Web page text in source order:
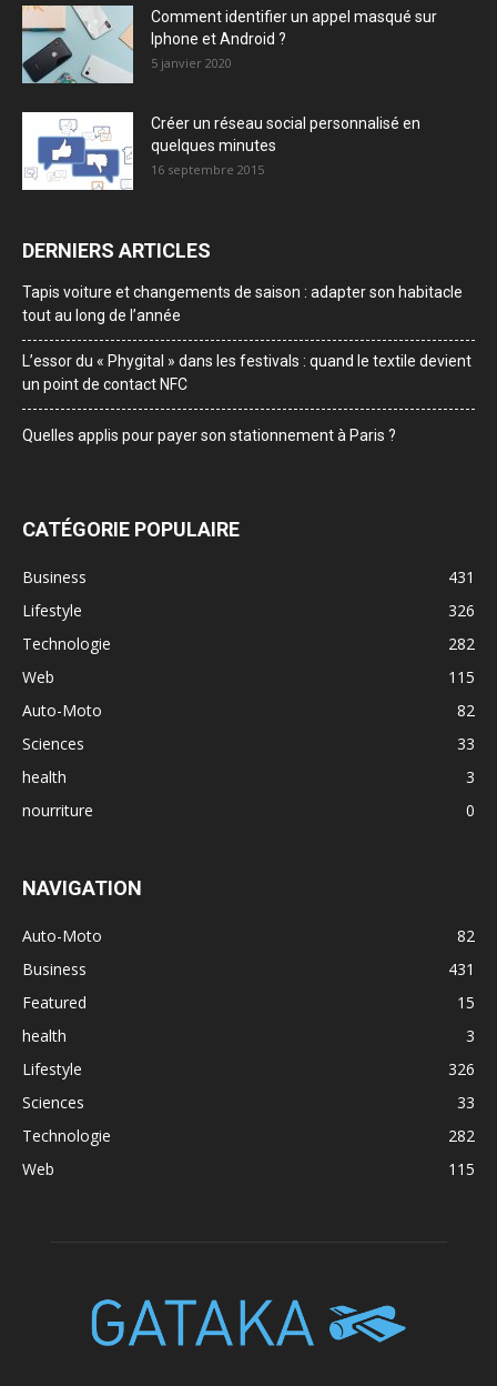
Comment identifier un appel masqué sur
Iphone et Android ?
5 janvier 2020
Créer un réseau social personnalisé en
quelques minutes
16 septembre 2015
DERNIERS ARTICLES
Tapis voiture et changements de saison : adapter son habitacle
tout au long de l’année
L’essor du « Phygital » dans les festivals : quand le textile devient
un point de contact NFC
Quelles applis pour payer son stationnement à Paris ?
CATÉGORIE POPULAIRE
Business
431
Lifestyle
326
Technologie
282
Web
115
Auto-Moto
82
Sciences
33
health
3
nourriture
0
NAVIGATION
Auto-Moto
82
Business
431
Featured
15
health
3
Lifestyle
326
Sciences
33
Technologie
282
Web
115